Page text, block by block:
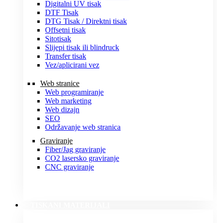
Digitalni UV tisak
DTF Tisak
DTG Tisak / Direktni tisak
Offsetni tisak
Sitotisak
Slijepi tisak ili blindruck
Transfer tisak
Vez/aplicirani vez
Web stranice
Web programiranje
Web marketing
Web dizajn
SEO
Održavanje web stranica
Graviranje
Fiber/Jag graviranje
CO2 lasersko graviranje
CNC graviranje